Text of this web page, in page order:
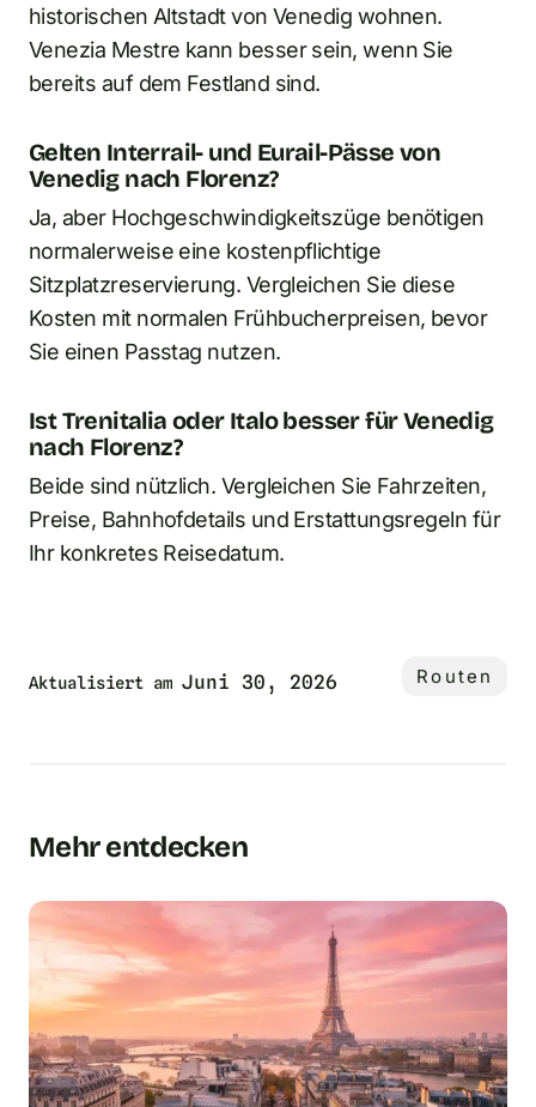
historischen Altstadt von Venedig wohnen.
Venezia Mestre kann besser sein, wenn Sie
bereits auf dem Festland sind.
Gelten Interrail- und Eurail-Pässe von
Venedig nach Florenz?
Ja, aber Hochgeschwindigkeitszüge benötigen
normalerweise eine kostenpflichtige
Sitzplatzreservierung. Vergleichen Sie diese
Kosten mit normalen Frühbucherpreisen, bevor
Sie einen Passtag nutzen.
Ist Trenitalia oder Italo besser für Venedig
nach Florenz?
Beide sind nützlich. Vergleichen Sie Fahrzeiten,
Preise, Bahnhofdetails und Erstattungsregeln für
Ihr konkretes Reisedatum.
Aktualisiert am Juni 30, 2026 Routen
Mehr entdecken